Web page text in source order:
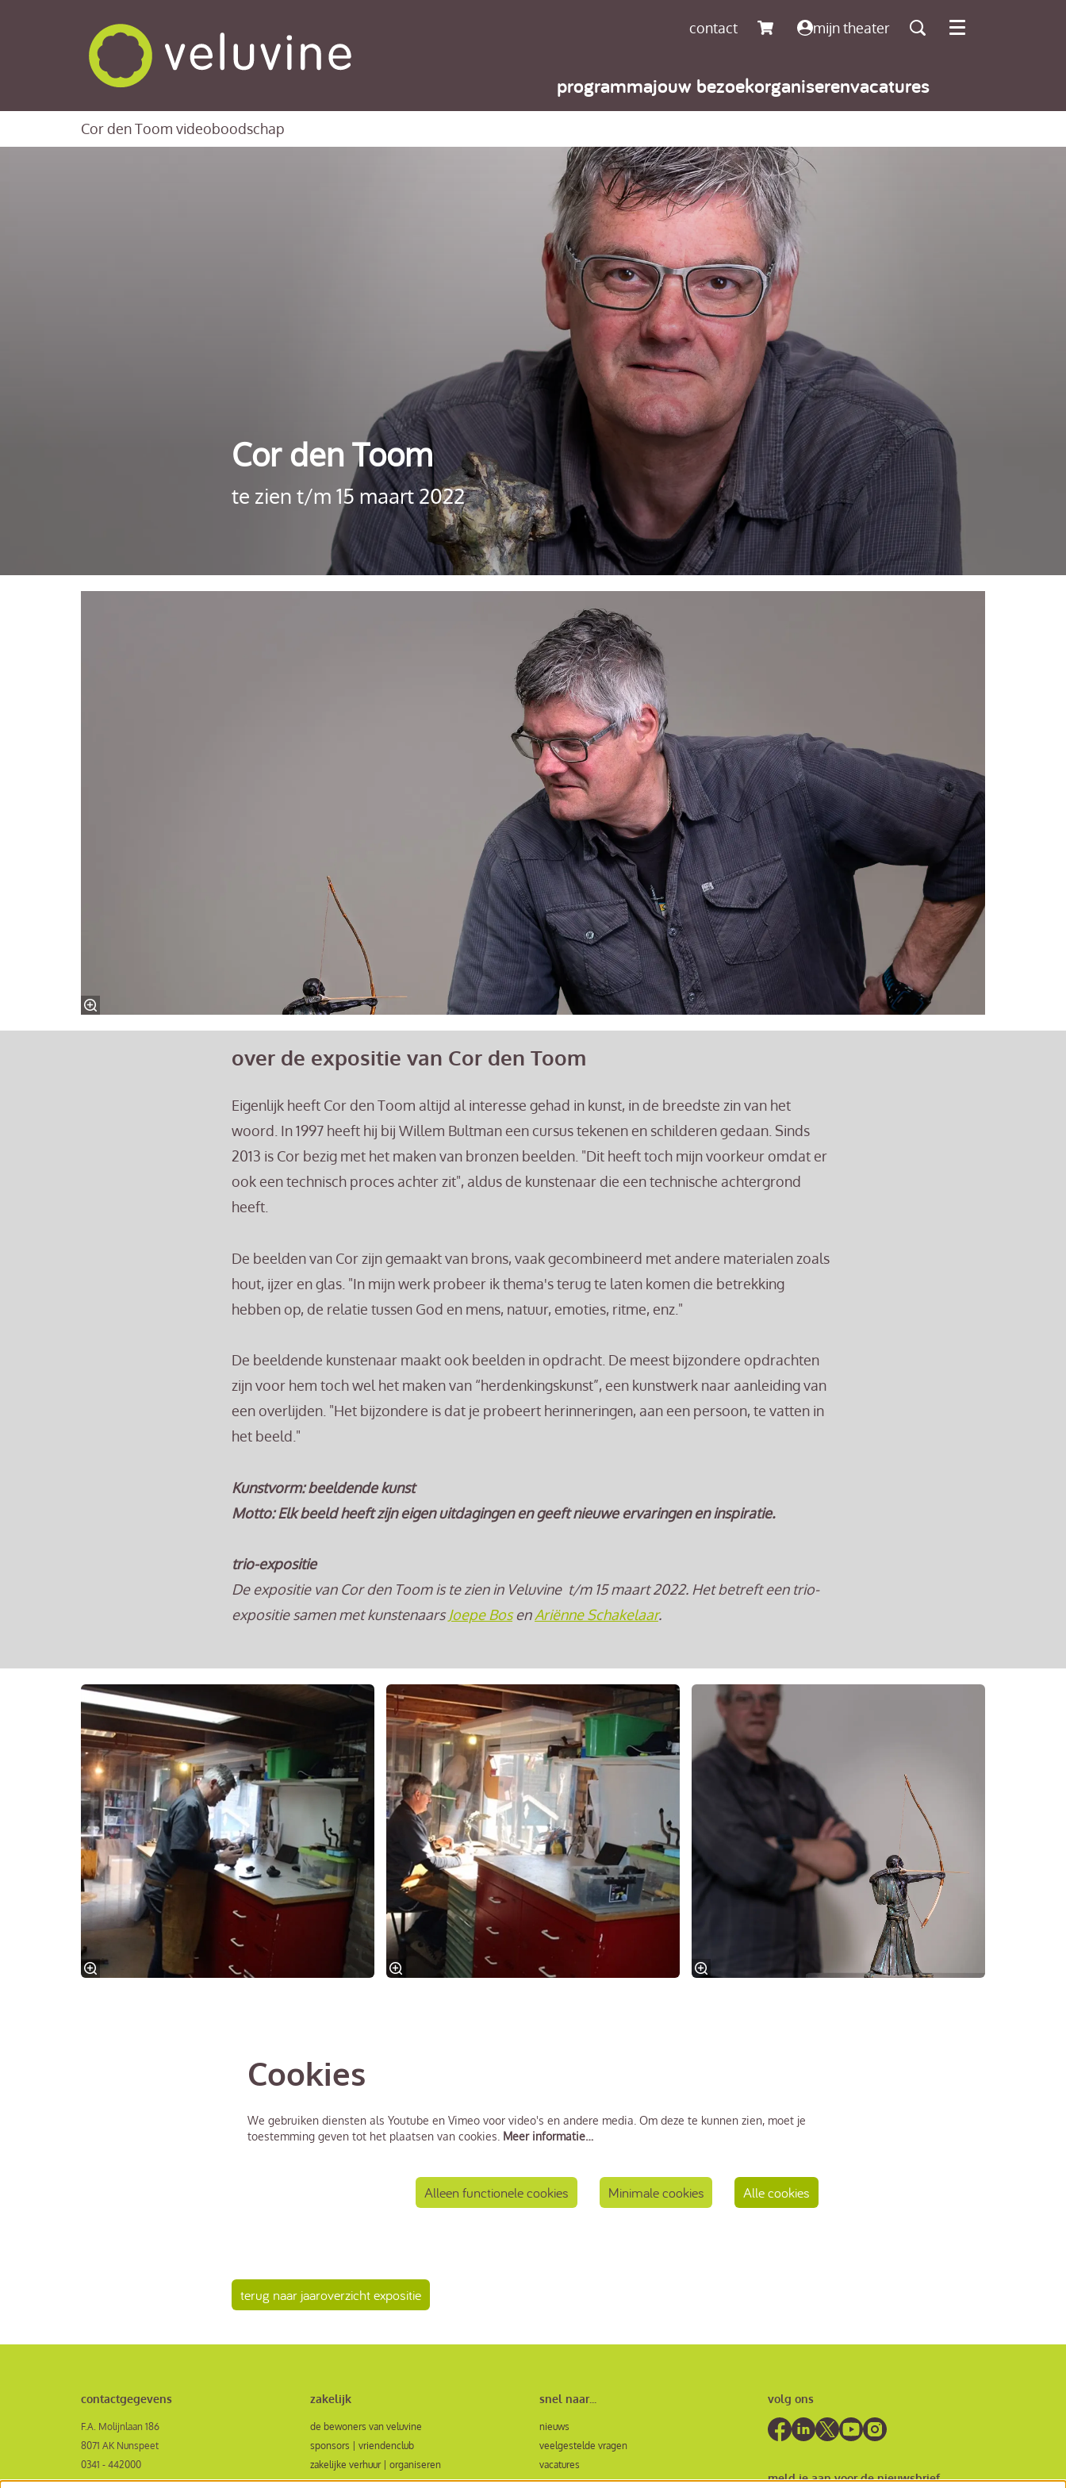
contact mijn theater
programmajouw bezoekorganiserenvacatures
Menu
Cor den Toom videoboodschap
Cor den Toom
te zien t/m 15 maart 2022
over de expositie van Cor den Toom
Eigenlijk heeft Cor den Toom altijd al interesse gehad in kunst, in de breedste zin van het
woord. In 1997 heeft hij bij Willem Bultman een cursus tekenen en schilderen gedaan. Sinds
2013 is Cor bezig met het maken van bronzen beelden. "Dit heeft toch mijn voorkeur omdat er
ook een technisch proces achter zit", aldus de kunstenaar die een technische achtergrond
heeft.
De beelden van Cor zijn gemaakt van brons, vaak gecombineerd met andere materialen zoals
hout, ijzer en glas. "In mijn werk probeer ik thema's terug te laten komen die betrekking
hebben op, de relatie tussen God en mens, natuur, emoties, ritme, enz."
De beeldende kunstenaar maakt ook beelden in opdracht. De meest bijzondere opdrachten
zijn voor hem toch wel het maken van “herdenkingskunst”, een kunstwerk naar aanleiding van
een overlijden. "Het bijzondere is dat je probeert herinneringen, aan een persoon, te vatten in
het beeld."
Kunstvorm: beeldende kunst
Motto: Elk beeld heeft zijn eigen uitdagingen en geeft nieuwe ervaringen en inspiratie.
trio-expositie
De expositie van Cor den Toom is te zien in Veluvine t/m 15 maart 2022. Het betreft een trio-
expositie samen met kunstenaarsJoepe BosenAriënne Schakelaar.
Cookies
We gebruiken diensten als Youtube en Vimeo voor video's en andere media. Om deze te kunnen zien, moet je
toestemming geven tot het plaatsen van cookies. Meer informatie…
Alleen functionele cookies Minimale cookies Alle cookies
terug naar jaaroverzicht expositie
contactgegevens
F.A. Molijnlaan 186
8071 AK Nunspeet
0341 - 442000
receptie@veluvinenunspeet.nl
zakelijk
de bewoners van veluvine
sponsors | vriendenclub
zakelijke verhuur | organiseren
aanvraagformulier zaalhuur en evenementen
snel naar...
nieuws
veelgestelde vragen
vacatures
bezoekersvoorwaarden
volg ons
meld je aan voor de nieuwsbrief